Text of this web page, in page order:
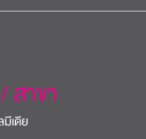
สาขา
เดีย